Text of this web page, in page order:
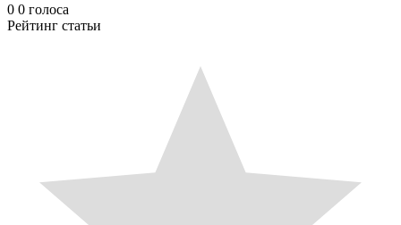
0 0 голоса
Рейтинг статьи